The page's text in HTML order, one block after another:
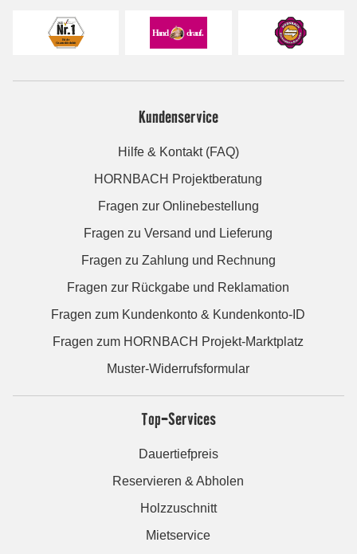
Kundenservice
Hilfe & Kontakt (FAQ)
HORNBACH Projektberatung
Fragen zur Onlinebestellung
Fragen zu Versand und Lieferung
Fragen zu Zahlung und Rechnung
Fragen zur Rückgabe und Reklamation
Fragen zum Kundenkonto & Kundenkonto-ID
Fragen zum HORNBACH Projekt-Marktplatz
Muster-Widerrufsformular
Top-Services
Dauertiefpreis
Reservieren & Abholen
Holzzuschnitt
Mietservice